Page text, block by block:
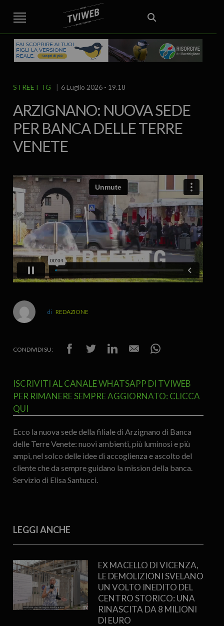
STREET TG CRONACA VENETO
VICENZA E PROVINCIA
AREA BERICA
ECONOMIA ATTUALITA’ POLITICA
EDITORIALE ITALIA E MONDO CURIOSITÀ – LIFESTYLE
CULTURA ARTE
SPORT
IL GRAFFIO FOOD & DRINK FUORIPORTA EROTICO VICENTINO
STREET TG 6 Luglio 2026 - 19.18
ARZIGNANO: NUOVA SEDE
PER BANCA DELLE TERRE
VENETE
REDAZIONE
CONDIVIDI SU:
ISCRIVITI AL CANALE WHATSAPP DI TVIWEB
PER RIMANERE SEMPRE AGGIORNATO: CLICCA
QUI
Ecco la nuova sede della filiale di Arzignano di Banca
delle Terre Venete: nuovi ambienti, più luminosi e più
ampi, nel solco delle idee di accoglienza e ascolto del
cliente che da sempre guidano la mission della banca.
Servizio di Elisa Santucci.
LEGGI ANCHE
EX MACELLO DI VICENZA,
LE DEMOLIZIONI SVELANO
UN VOLTO INEDITO DEL
CENTRO STORICO: UNA
RINASCITA DA 8 MILIONI
DI EURO